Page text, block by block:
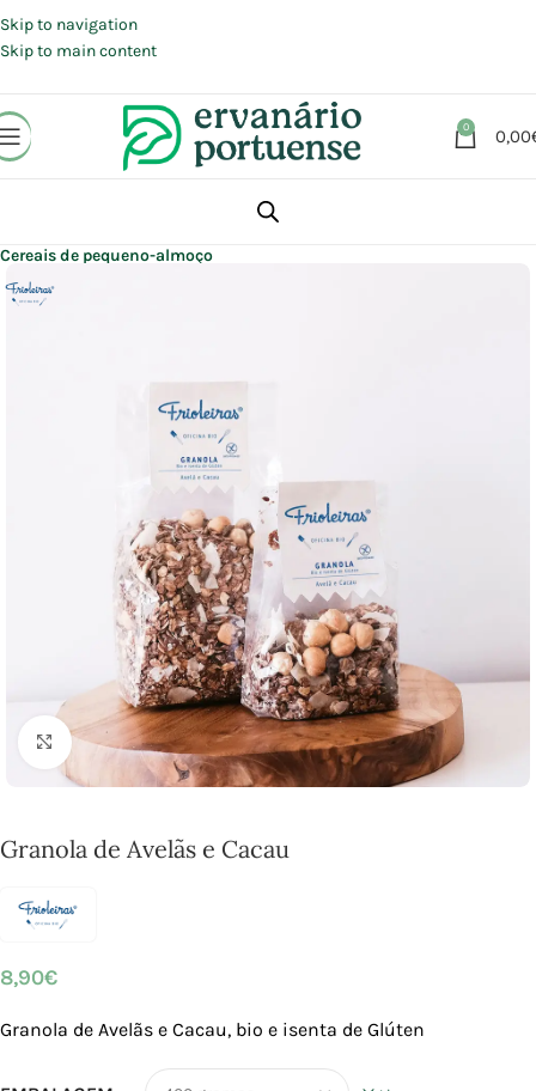
Skip to navigation
Skip to main content
0 0,00
Pequeno-almoço
Cereais de pequeno-almoço
Click to enlarge
Granola de Avelãs e Cacau
8,90€
Granola de Avelãs e Cacau, bio e isenta de Glúten